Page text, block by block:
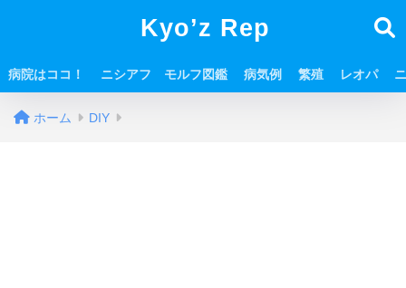
Kyo’z Rep
病院はココ！ ニシアフ モルフ図鑑 病気例 繁殖 レオパ
ホーム DIY